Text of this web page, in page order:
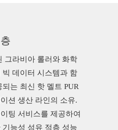
그라비아 롤러와 화학
빅 데이터 시스템과 함
되는 최신 핫 멜트 PUR
션 생산 라인의 소유.
팅 서비스를 제공하여
기능성 섬유 적층 성능